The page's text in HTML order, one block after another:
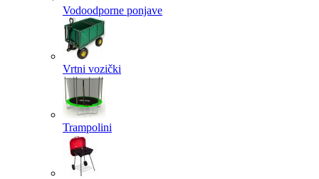
Vodoodporne ponjave
Vrtni vozički
Trampolini